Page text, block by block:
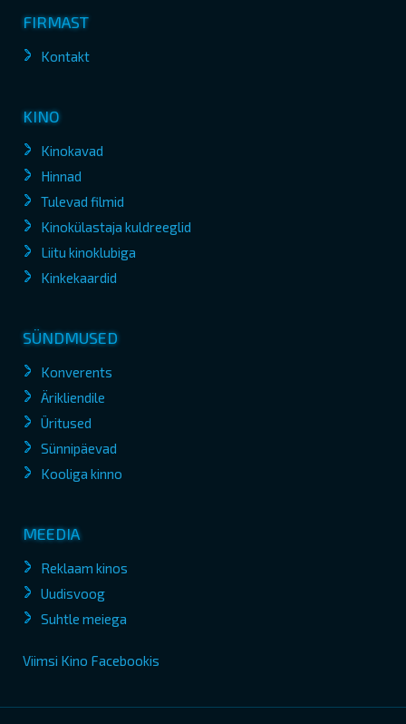
FIRMAST
Kontakt
KINO
Kinokavad
Hinnad
Tulevad filmid
Kinokülastaja kuldreeglid
Liitu kinoklubiga
Kinkekaardid
SÜNDMUSED
Konverents
Ärikliendile
Üritused
Sünnipäevad
Kooliga kinno
MEEDIA
Reklaam kinos
Uudisvoog
Suhtle meiega
Viimsi Kino Facebookis